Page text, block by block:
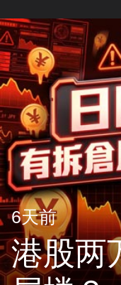
6天前
港股两